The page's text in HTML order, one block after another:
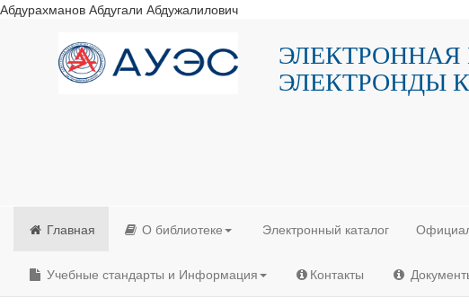
Абдурахманов Абдугали Абдужалилович
ЭЛЕКТРОННАЯ
ЭЛЕКТРОНДЫ
Главная О библиотеке Электронный каталог
Учебные стандарты и Информация Контакты